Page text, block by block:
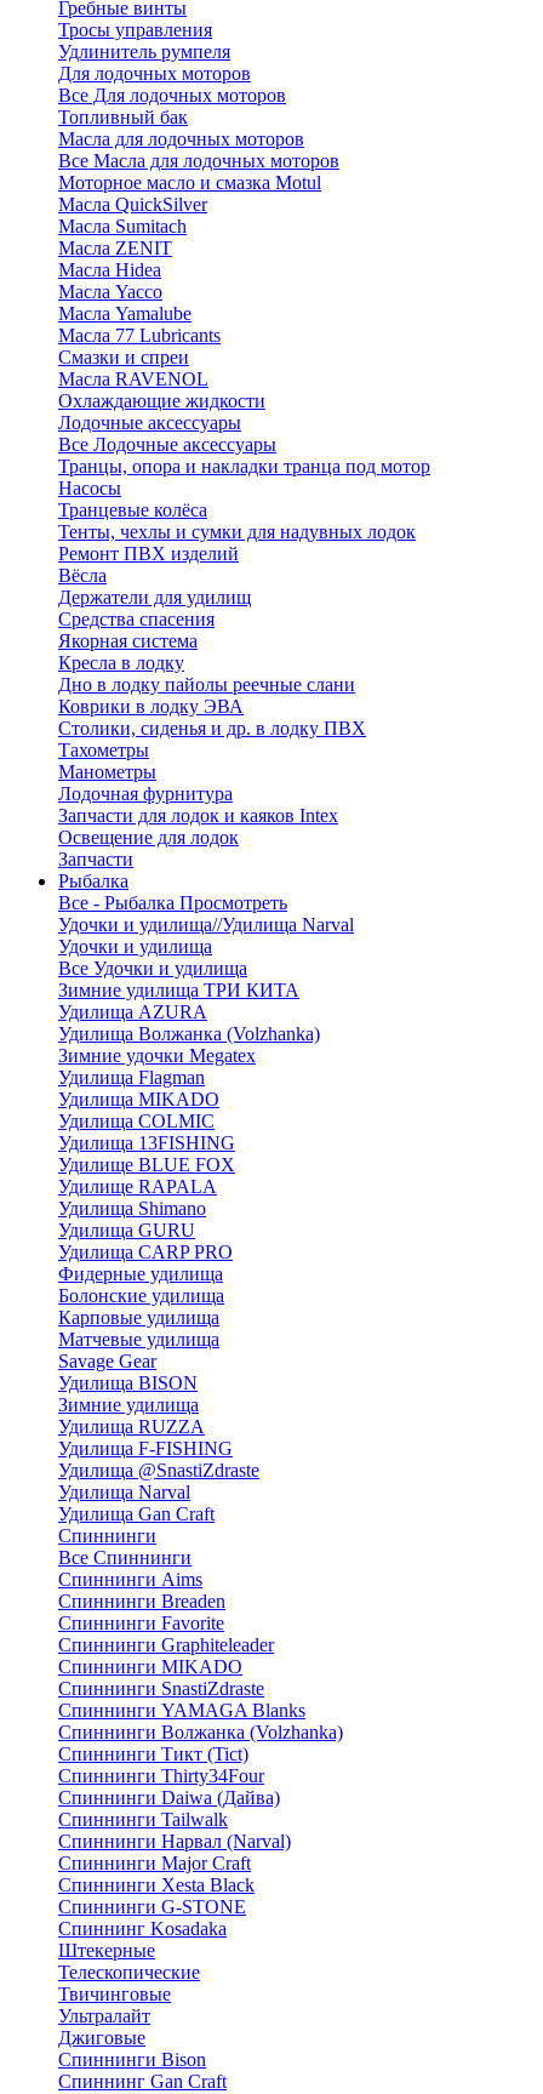
Гребные винты
Тросы управления
Удлинитель румпеля
Для лодочных моторов
Все Для лодочных моторов
Топливный бак
Масла для лодочных моторов
Все Масла для лодочных моторов
Моторное масло и смазка Motul
Масла QuickSilver
Масла Sumitach
Масла ZENIT
Масла Hidea
Масла Yacco
Масла Yamalube
Масла 77 Lubricants
Смазки и спреи
Масла RAVENOL
Охлаждающие жидкости
Лодочные аксессуары
Все Лодочные аксессуары
Транцы, опора и накладки транца под мотор
Насосы
Транцевые колёса
Тенты, чехлы и сумки для надувных лодок
Ремонт ПВХ изделий
Вёсла
Держатели для удилищ
Средства спасения
Якорная система
Кресла в лодку
Дно в лодку пайолы реечные слани
Коврики в лодку ЭВА
Столики, сиденья и др. в лодку ПВХ
Тахометры
Манометры
Лодочная фурнитура
Запчасти для лодок и каяков Intex
Освещение для лодок
Запчасти
Рыбалка
Все - Рыбалка Просмотреть
Удочки и удилища//Удилища Narval
Удочки и удилища
Все Удочки и удилища
Зимние удилища ТРИ КИТА
Удилища AZURA
Удилища Волжанка (Volzhanka)
Зимние удочки Megatex
Удилища Flagman
Удилища MIKADO
Удилища COLMIC
Удилища 13FISHING
Удилище BLUE FOX
Удилище RAPALA
Удилища Shimano
Удилища GURU
Удилища CARP PRO
Фидерные удилища
Болонские удилища
Карповые удилища
Матчевые удилища
Savage Gear
Удилища BISON
Зимние удилища
Удилища RUZZA
Удилища F-FISHING
Удилища @SnastiZdraste
Удилища Narval
Удилища Gan Craft
Спиннинги
Все Спиннинги
Спиннинги Aims
Спиннинги Breaden
Спиннинги Favorite
Спиннинги Graphiteleader
Спиннинги MIKADO
Спиннинги SnastiZdraste
Спиннинги YAMAGA Blanks
Спиннинги Волжанка (Volzhanka)
Спиннинги Тикт (Tict)
Спиннинги Thirty34Four
Спиннинги Daiwa (Дайва)
Спиннинги Tailwalk
Спиннинги Нарвал (Narval)
Спиннинги Major Craft
Спиннинги Xesta Black
Спиннинги G-STONE
Спиннинг Kosadaka
Штекерные
Телескопические
Твичинговые
Ультралайт
Джиговые
Спиннинги Bison
Спиннинг Gan Craft